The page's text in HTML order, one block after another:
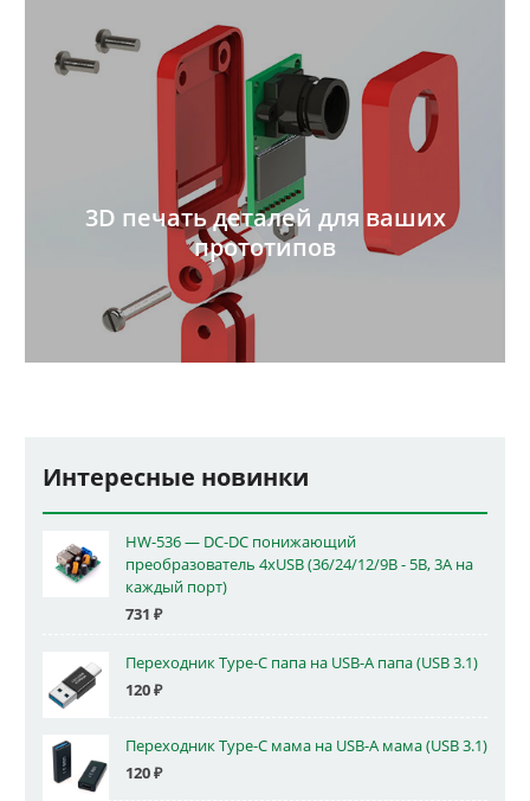
3D печать деталей для ваших
прототипов
Интересные новинки
HW-536 — DC-DC понижающий
преобразователь 4xUSB (36/24/12/9В - 5В, 3А на
каждый порт)
731 ₽
Переходник Type-C папа на USB-A папа (USB 3.1)
120₽
Переходник Type-C мама на USB-A мама (USB 3.1)
120₽